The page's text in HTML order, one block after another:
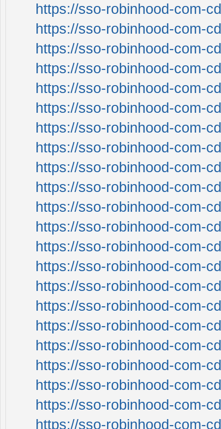
https://sso-robinhood-com-
https://sso-robinhood-com-
https://sso-robinhood-com-
https://sso-robinhood-com-
https://sso-robinhood-com-
https://sso-robinhood-com-
https://sso-robinhood-com-
https://sso-robinhood-com-
https://sso-robinhood-com-
https://sso-robinhood-com-
https://sso-robinhood-com-
https://sso-robinhood-com-
https://sso-robinhood-com-
https://sso-robinhood-com-
https://sso-robinhood-com-
https://sso-robinhood-com-
https://sso-robinhood-com-
https://sso-robinhood-com-
https://sso-robinhood-com-
https://sso-robinhood-com-
https://sso-robinhood-com-
https://sso-robinhood-com-